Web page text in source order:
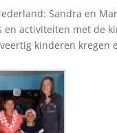
Sandra en
activiteiten met de
kinderen kregen